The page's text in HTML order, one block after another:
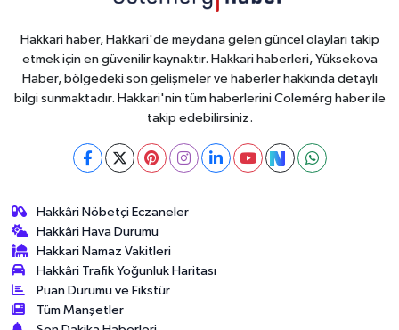
Hakkari haber, Hakkari'de meydana gelen güncel olayları takip
etmek için en güvenilir kaynaktır. Hakkari haberleri, Yüksekova
Haber, bölgedeki son gelişmeler ve haberler hakkında detaylı
bilgi sunmaktadır. Hakkari'nin tüm haberlerini Colemérg haber ile
takip edebilirsiniz.
Hakkâri Nöbetçi Eczaneler
Hakkâri Hava Durumu
Hakkari Namaz Vakitleri
Hakkâri Trafik Yoğunluk Haritası
Puan Durumu ve Fikstür
Tüm Manşetler